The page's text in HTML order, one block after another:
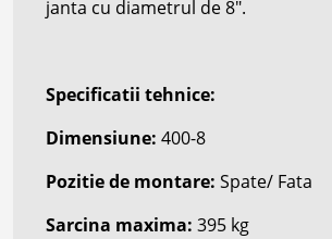
janta cu diametrul de 8".
Specificatii tehnice:
Dimensiune: 400-8
Pozitie de montare: Spate/ Fata
Sarcina maxima: 395 kg